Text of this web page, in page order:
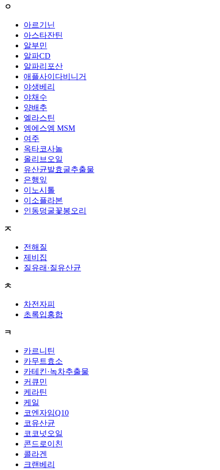
ㅇ
아르기닌
아스타잔틴
알부민
알파CD
알파리포산
애플사이다비니거
야생베리
야채수
양배추
엘라스틴
엠에스엠 MSM
여주
옥타코사놀
올리브오일
유산균발효굴추출물
은행잎
이노시톨
이소플라본
인동덩굴꽃봉오리
ㅈ
전해질
제비집
질유래·질유산균
ㅊ
차전자피
초록입홍합
ㅋ
카르니틴
카무트효소
카테킨·녹차추출물
커큐민
케라틴
케일
코엔자임Q10
코유산균
코코넛오일
콘드로이친
콜라겐
크랜베리